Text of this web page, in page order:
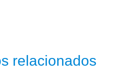
relacionados